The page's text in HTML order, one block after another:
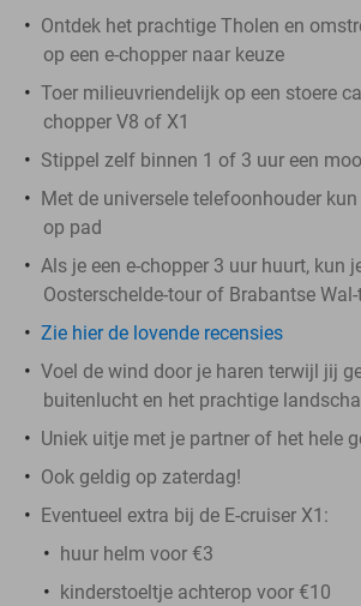
Ontdek het prachtige Tholen en
op een e-chopper naar keuze
Toer milieuvriendelijk op een stoere
chopper V8 of X1
Stippel zelf binnen 1 of 3 uur een
Met de universele telefoonhouder
op pad
Als je een e-chopper 3 uur huurt, kun
Oosterschelde-tour of Brabantse
Zie hier de lovende recensies
Voel de wind door je haren terwijl jij
buitenlucht en het prachtige
Uniek uitje met je partner of het hele
Ook geldig op zaterdag!
Eventueel extra bij de E-cruiser X1:
huur helm voor €3
kinderstoeltje achterop voor €10